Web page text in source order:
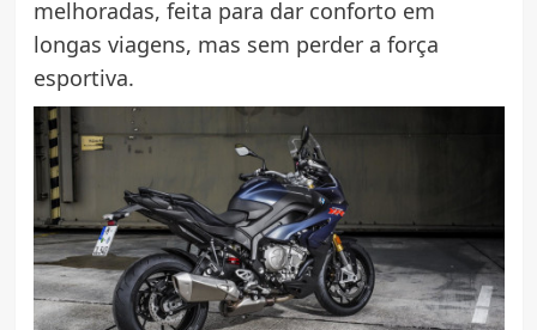
melhoradas, feita para dar conforto em
longas viagens, mas sem perder a força
esportiva.